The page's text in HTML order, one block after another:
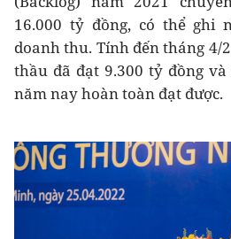
16.000 tỷ đồng, có thể ghi
doanh thu. Tính đến tháng 4/
thầu đã đạt 9.300 tỷ đồng
năm nay hoàn toàn đạt được.